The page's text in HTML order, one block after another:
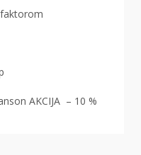
AKCIJA – 10 %